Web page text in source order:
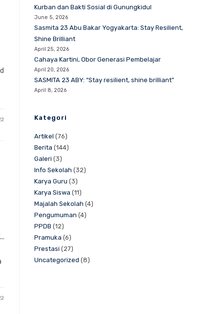
Kurban dan Bakti Sosial di Gunungkidul
June 5, 2026
Sasmita 23 Abu Bakar Yogyakarta: Stay Resilient,
Shine Brilliant
April 25, 2026
Cahaya Kartini, Obor Generasi Pembelajar
April 20, 2026
SASMITA 23 ABY: “Stay resilient, shine brilliant”
April 8, 2026
Kategori
Artikel (76)
Berita (144)
Galeri (3)
Info Sekolah (32)
Karya Guru (3)
Karya Siswa (11)
Majalah Sekolah (4)
Pengumuman (4)
PPDB (12)
Pramuka (6)
Prestasi (27)
Uncategorized (8)